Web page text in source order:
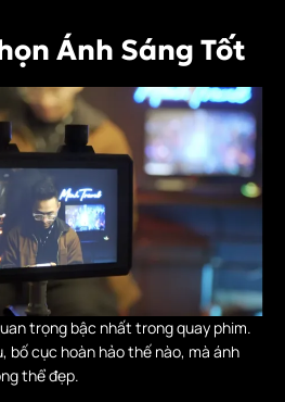
Ánh Sáng Tốt
trọng bậc nhất trong quay phim.
bố cục hoàn hảo thế nào, mà ánh
thể đẹp.